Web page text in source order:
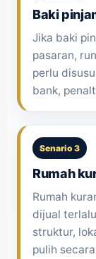
Baki
Jika baki
pasaran,
perlu
bank,
Senario 3
Rumah
Rumah
dijual
struktur,
pulih